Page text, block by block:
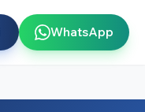
WhatsApp